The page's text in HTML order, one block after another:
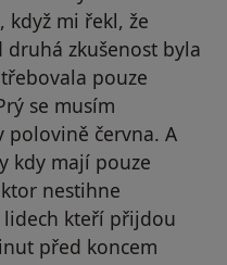
mi řekl, že
zkušenost byla
pouze
se musím
polovině června. A
kdy mají pouze
nestihne
kteří přijdou
před koncem